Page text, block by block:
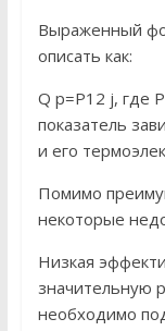
Выраженный
описать как:
Q p=P12 j, где
показатель
и его
Помимо
некоторые
Низкая
значительную
необходимо